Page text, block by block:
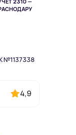
№1137338
4,9